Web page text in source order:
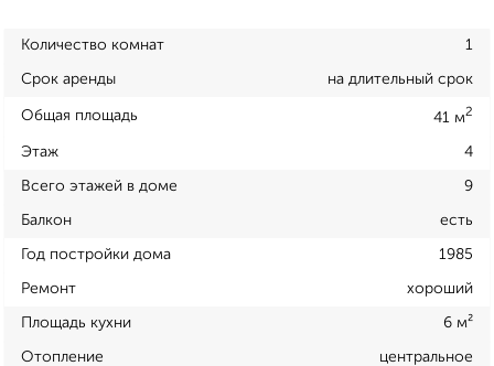
Количество комнат 1
Срок аренды на длительный срок
Общая площадь 41 м2
Этаж 4
Всего этажей в доме 9
Балкон есть
Год постройки дома 1985
Ремонт хороший
Площадь кухни 6 м²
Отопление центральное